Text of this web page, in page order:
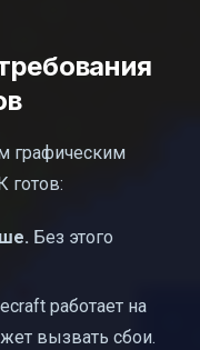
графическим
готов:
Без этого
работает на
вызвать сбои.